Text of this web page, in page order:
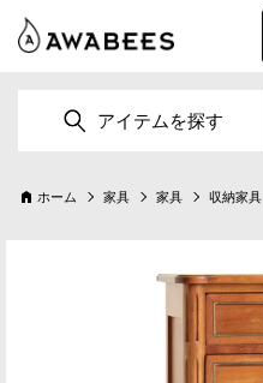
アイテムを探す
ホーム 家具 家具 収納家具